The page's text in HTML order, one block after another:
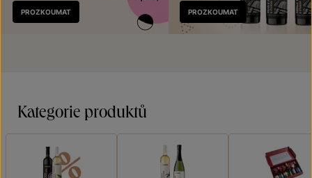
Nově
v prodeji
PROZKOUMAT PROZKOUMAT
Kategorie produktů